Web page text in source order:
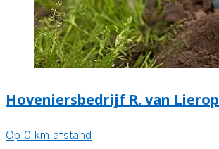
Hoveniersbedrijf R. van Lierop
Op 0 km afstand